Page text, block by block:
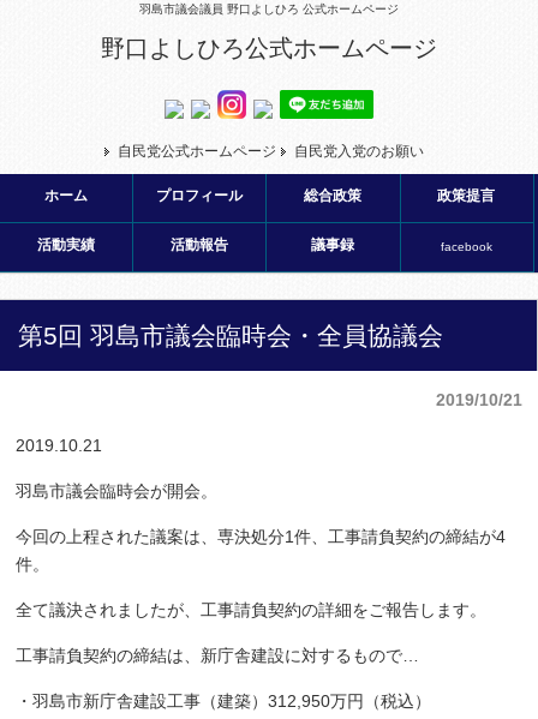
羽島市議会議員 野口よしひろ 公式ホームページ
野口よしひろ公式ホームページ
自民党公式ホームページ 自民党入党のお願い
ホーム プロフィール 総合政策 政策提言
活動実績 活動報告 議事録 facebook
第5回 羽島市議会臨時会・全員協議会
2019/10/21
2019.10.21
羽島市議会臨時会が開会。
今回の上程された議案は、専決処分1件、工事請負契約の締結が4
件。
全て議決されましたが、工事請負契約の詳細をご報告します。
工事請負契約の締結は、新庁舎建設に対するもので…
・羽島市新庁舎建設工事（建築）312,950万円（税込）